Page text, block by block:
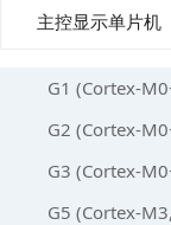
主控显示单片机
G1 (Cortex-
G2 (Cortex-
G3 (Cortex-
G5 (Cortex-